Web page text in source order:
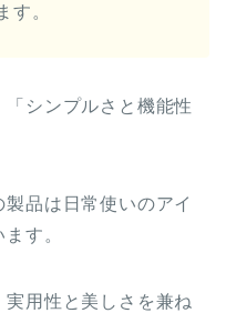
す。
シンプルさと機能性
品は日常使いのアイ
す。
用性と美しさを兼ね